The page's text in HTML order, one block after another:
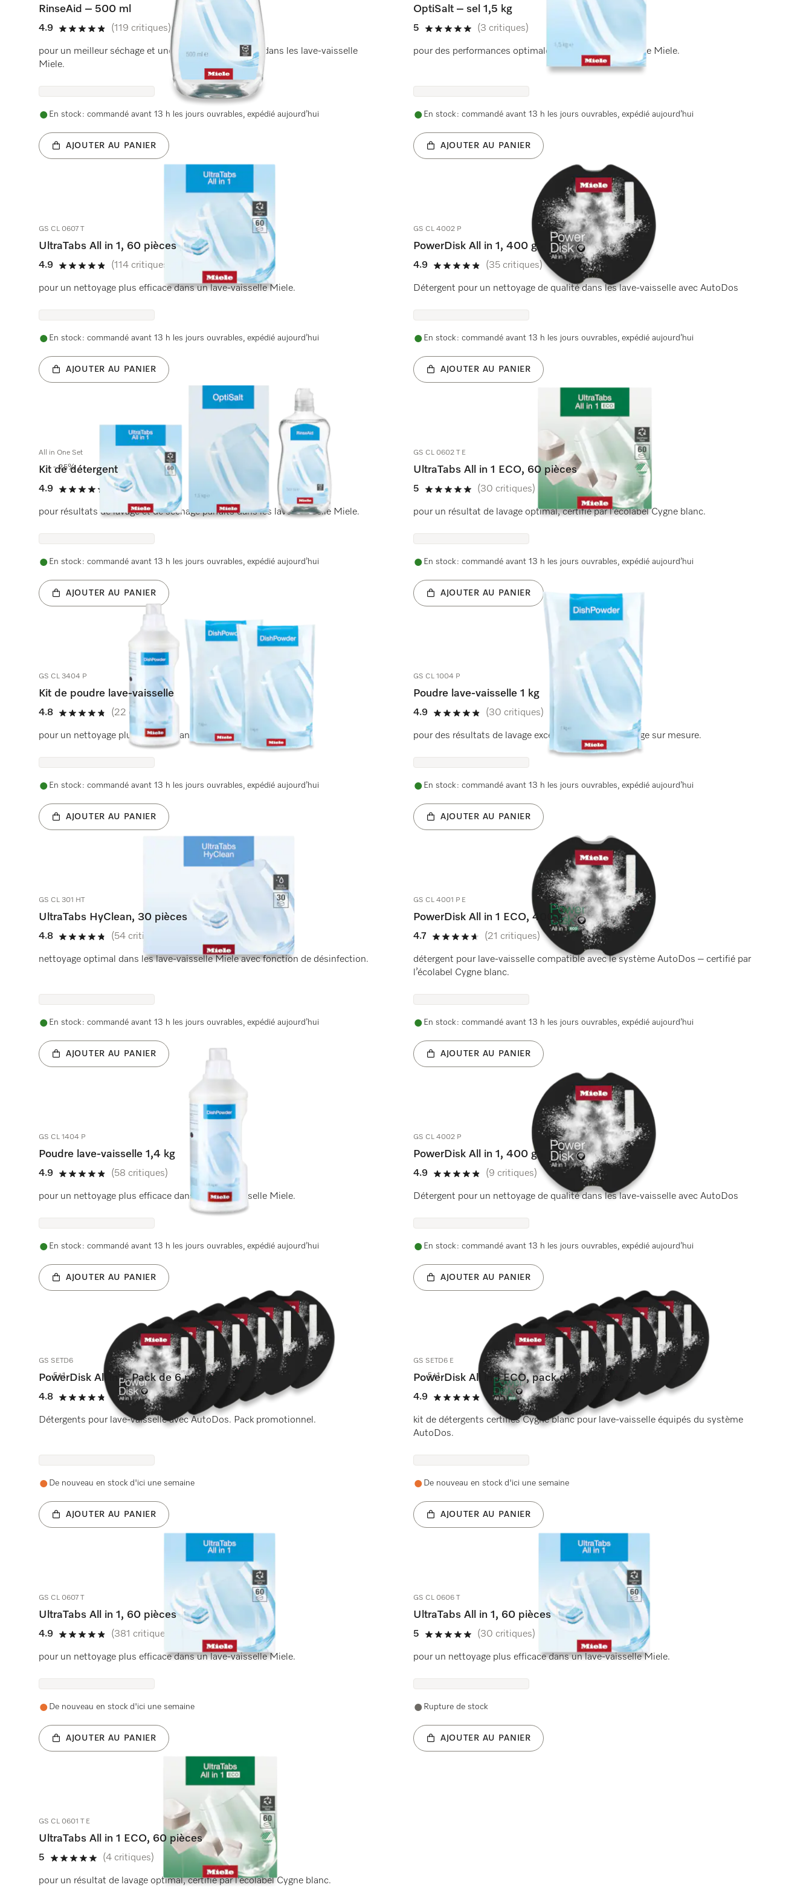
RinseAid – 500 ml
4.9
4.9 étoiles sur 5
(119 critiques)
pour un meilleur séchage et une meilleure protection dans les lave-vaisselle
Miele.
En stock : commandé avant 13 h les jours ouvrables, expédié aujourd’hui
AJOUTER AU PANIER
OptiSalt – sel 1,5 kg
5
5 étoiles sur 5
(3 critiques)
pour des performances optimales de votre lave-vaisselle Miele.
En stock : commandé avant 13 h les jours ouvrables, expédié aujourd’hui
AJOUTER AU PANIER
GS CL 0607 T
UltraTabs All in 1, 60 pièces
4.9
4.9 étoiles sur 5
(114 critiques)
pour un nettoyage plus efficace dans un lave-vaisselle Miele.
En stock : commandé avant 13 h les jours ouvrables, expédié aujourd’hui
AJOUTER AU PANIER
GS CL 4002 P
PowerDisk All in 1, 400 g
4.9
4.9 étoiles sur 5
(35 critiques)
Détergent pour un nettoyage de qualité dans les lave-vaisselle avec AutoDos
En stock : commandé avant 13 h les jours ouvrables, expédié aujourd’hui
AJOUTER AU PANIER
- 25%
All in One Set
Kit de détergent
4.9
4.9 étoiles sur 5
(30 critiques)
pour résultats de lavage et de séchage parfaits dans les lave-vaisselle Miele.
En stock : commandé avant 13 h les jours ouvrables, expédié aujourd’hui
AJOUTER AU PANIER
GS CL 0602 T E
UltraTabs All in 1 ECO, 60 pièces
5
5 étoiles sur 5
(30 critiques)
pour un résultat de lavage optimal, certifié par l’écolabel Cygne blanc.
En stock : commandé avant 13 h les jours ouvrables, expédié aujourd’hui
AJOUTER AU PANIER
GS CL 3404 P
Kit de poudre lave-vaisselle
4.8
4.8 étoiles sur 5
(22 critiques)
pour un nettoyage plus efficace dans un lave-vaisselle Miele.
En stock : commandé avant 13 h les jours ouvrables, expédié aujourd’hui
AJOUTER AU PANIER
GS CL 1004 P
Poudre lave-vaisselle 1 kg
4.9
4.9 étoiles sur 5
(30 critiques)
pour des résultats de lavage exceptionnels et un dosage sur mesure.
En stock : commandé avant 13 h les jours ouvrables, expédié aujourd’hui
AJOUTER AU PANIER
GS CL 301 HT
UltraTabs HyClean, 30 pièces
4.8
4.8 étoiles sur 5
(54 critiques)
nettoyage optimal dans les lave-vaisselle Miele avec fonction de désinfection.
En stock : commandé avant 13 h les jours ouvrables, expédié aujourd’hui
AJOUTER AU PANIER
GS CL 4001 P E
PowerDisk All in 1 ECO, 400 g
4.7
4.7 étoiles sur 5
(21 critiques)
détergent pour lave-vaisselle compatible avec le système AutoDos – certifié par
l’écolabel Cygne blanc.
En stock : commandé avant 13 h les jours ouvrables, expédié aujourd’hui
AJOUTER AU PANIER
GS CL 1404 P
Poudre lave-vaisselle 1,4 kg
4.9
4.9 étoiles sur 5
(58 critiques)
pour un nettoyage plus efficace dans un lave-vaisselle Miele.
En stock : commandé avant 13 h les jours ouvrables, expédié aujourd’hui
AJOUTER AU PANIER
GS CL 4002 P
PowerDisk All in 1, 400 g
4.9
4.9 étoiles sur 5
(9 critiques)
Détergent pour un nettoyage de qualité dans les lave-vaisselle avec AutoDos
En stock : commandé avant 13 h les jours ouvrables, expédié aujourd’hui
AJOUTER AU PANIER
5+1
GS SETD6
PowerDisk All in 1. Pack de 6 pièces
4.8
4.8 étoiles sur 5
(967 critiques)
Détergents pour lave-vaisselle avec AutoDos. Pack promotionnel.
De nouveau en stock d'ici une semaine
AJOUTER AU PANIER
5+1
GS SETD6 E
PowerDisk All in 1 ECO, pack de six pièces
4.9
4.9 étoiles sur 5
(307 critiques)
kit de détergents certifiés Cygne blanc pour lave-vaisselle équipés du système
AutoDos.
De nouveau en stock d'ici une semaine
AJOUTER AU PANIER
GS CL 0607 T
UltraTabs All in 1, 60 pièces
4.9
4.9 étoiles sur 5
(381 critiques)
pour un nettoyage plus efficace dans un lave-vaisselle Miele.
De nouveau en stock d'ici une semaine
AJOUTER AU PANIER
GS CL 0606 T
UltraTabs All in 1, 60 pièces
5
5 étoiles sur 5
(30 critiques)
pour un nettoyage plus efficace dans un lave-vaisselle Miele.
Rupture de stock
AJOUTER AU PANIER
GS CL 0601 T E
UltraTabs All in 1 ECO, 60 pièces
5
5 étoiles sur 5
(4 critiques)
pour un résultat de lavage optimal, certifié par l’écolabel Cygne blanc.